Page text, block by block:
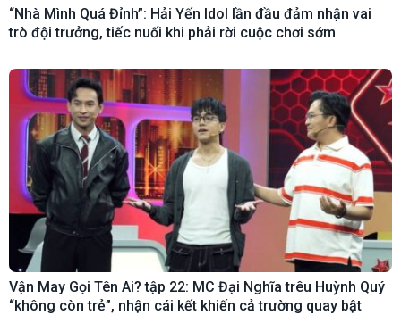
“Nhà Mình Quá Đỉnh”: Hải Yến Idol lần đầu đảm nhận vai
trò đội trưởng, tiếc nuối khi phải rời cuộc chơi sớm
Vận May Gọi Tên Ai? tập 22: MC Đại Nghĩa trêu Huỳnh Quý
“không còn trẻ”, nhận cái kết khiến cả trường quay bật